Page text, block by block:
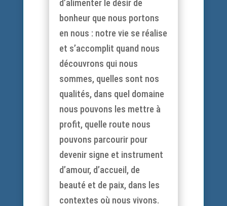
d’alimenter le désir de
bonheur que nous portons
en nous : notre vie se réalise
et s’accomplit quand nous
découvrons qui nous
sommes, quelles sont nos
qualités, dans quel domaine
nous pouvons les mettre à
profit, quelle route nous
pouvons parcourir pour
devenir signe et instrument
d’amour, d’accueil, de
beauté et de paix, dans les
contextes où nous vivons.